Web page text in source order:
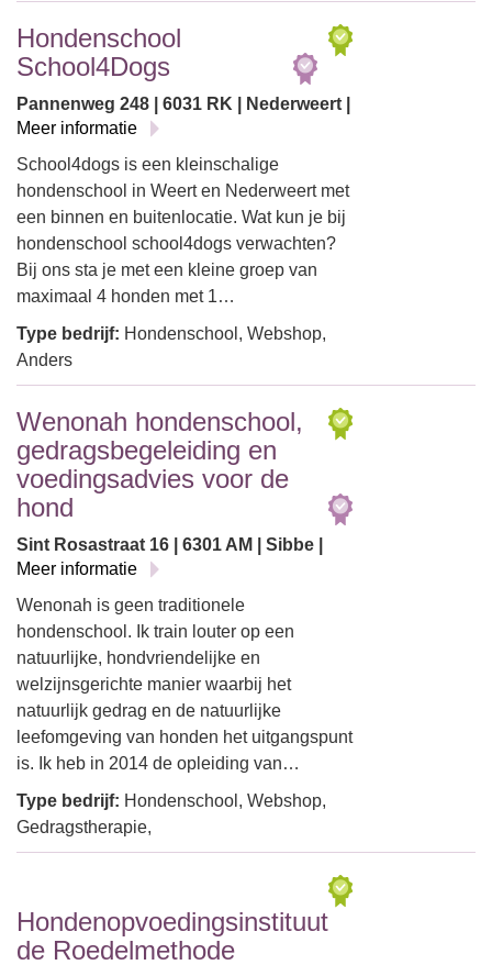
Hondenschool
School4Dogs
Pannenweg 248 | 6031 RK | Nederweert |
Meer informatie
School4dogs is een kleinschalige
hondenschool in Weert en Nederweert met
een binnen en buitenlocatie. Wat kun je bij
hondenschool school4dogs verwachten?
Bij ons sta je met een kleine groep van
maximaal 4 honden met 1…
Type bedrijf: Hondenschool, Webshop,
Anders
Wenonah hondenschool,
gedragsbegeleiding en
voedingsadvies voor de
hond
Sint Rosastraat 16 | 6301 AM | Sibbe |
Meer informatie
Wenonah is geen traditionele
hondenschool. Ik train louter op een
natuurlijke, hondvriendelijke en
welzijnsgerichte manier waarbij het
natuurlijk gedrag en de natuurlijke
leefomgeving van honden het uitgangspunt
is. Ik heb in 2014 de opleiding van…
Type bedrijf: Hondenschool, Webshop,
Gedragstherapie,
Hondenopvoedingsinstituut
de Roedelmethode